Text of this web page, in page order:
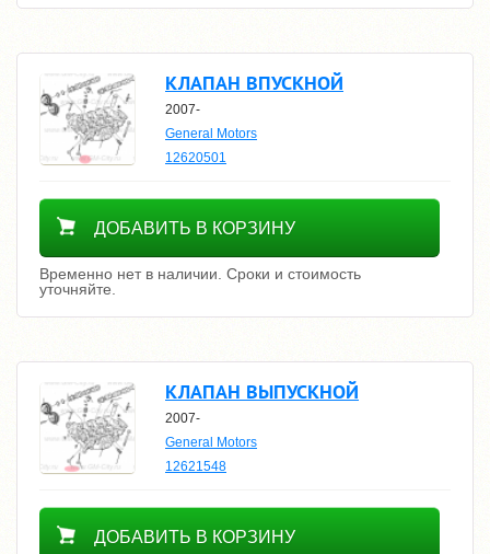
КЛАПАН ВПУСКНОЙ
2007-
General Motors
12620501
Уточнить цену
ДОБАВИТЬ В КОРЗИНУ
Временно нет в наличии. Сроки и стоимость
уточняйте.
КЛАПАН ВЫПУСКНОЙ
2007-
General Motors
12621548
2800
ДОБАВИТЬ В КОРЗИНУ